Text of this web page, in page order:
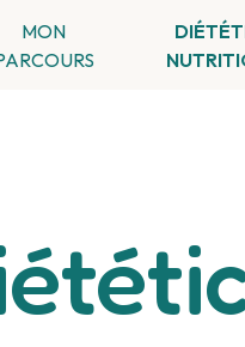
MON